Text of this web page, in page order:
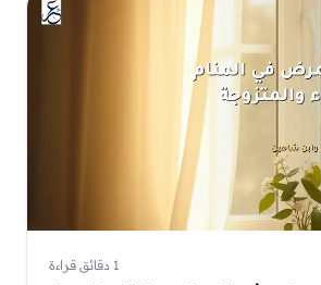
1 دقائق قراءة